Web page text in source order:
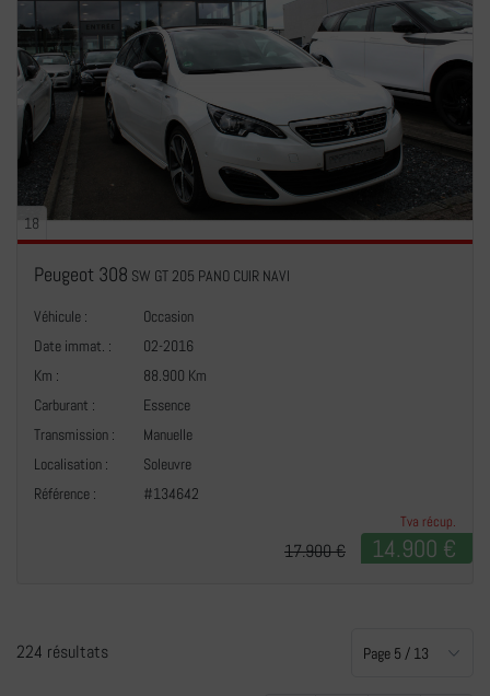
18
Peugeot 308 SW GT 205 PANO CUIR NAVI
Véhicule :
Occasion
Date immat. :
02-2016
Km :
88.900 Km
Carburant :
Essence
Transmission :
Manuelle
Localisation :
Soleuvre
Référence :
#134642
Tva récup.
14.900 €
17.900 €
224 résultats